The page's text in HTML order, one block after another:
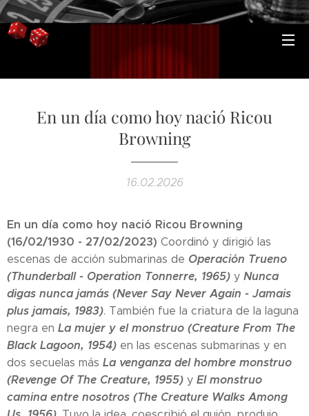
En un día como hoy nació Ricou
Browning
16.02.2026
En un día como hoy nació Ricou Browning
(16/02/1930 - 27/02/2023) Coordinó y dirigió las
escenas de acción submarinas de Operación Trueno
(Thunderball - Operation Tonnerre, 1965) y Nunca
digas nunca jamás (Never Say Never Again - Jamais
plus jamais, 1983). También fue la criatura de la laguna
negra en La mujer y el monstruo (Creature From The
Black Lagoon, 1954) en las escenas submarinas y en
dos secuelas más La venganza del hombre monstruo
(Revenge Of The Creature, 1955) y El monstruo
camina entre nosotros (The Creature Walks Among